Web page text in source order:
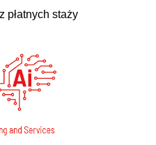
płatnych staży